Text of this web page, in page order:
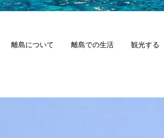
離島について 離島での生活 観光する